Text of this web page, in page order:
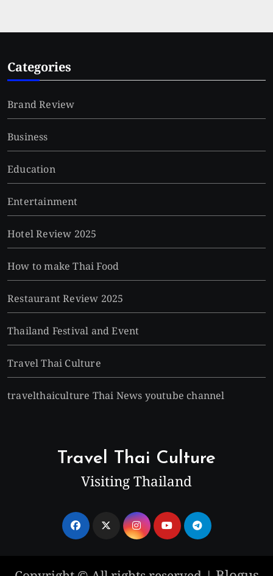
Categories
Brand Review
Business
Education
Entertainment
Hotel Review 2025
How to make Thai Food
Restaurant Review 2025
Thailand Festival and Event
Travel Thai Culture
travelthaiculture Thai News youtube channel
Travel Thai Culture
Visiting Thailand